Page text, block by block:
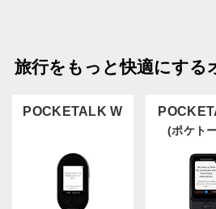
旅行をもっと快適にする
POCKETALK W
(ポケト